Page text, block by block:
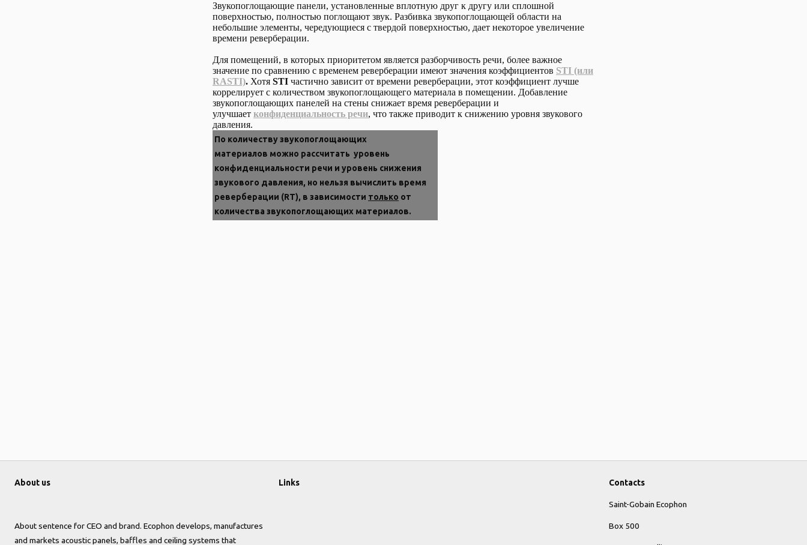
Звукопоглощающие панели, установленные вплотную друг к другу или сплошной
поверхностью, полностью поглощают звук. Разбивка звукопоглощающей области на
небольшие элементы, чередующиеся с твердой поверхностью, дает некоторое увеличение
времени реверберации.
Для помещений, в которых приоритетом является разборчивость речи, более важное
значение по сравнению с временем реверберации имеют значения коэффициентов STI (или
RASTI). Хотя STI частично зависит от времени реверберации, этот коэффициент лучше
коррелирует с количеством звукопоглощающего материала в помещении. Добавление
звукопоглощающих панелей на стены снижает время реверберации и
улучшает конфиденциальность речи, что также приводит к снижению уровня звукового
давления.
По количеству звукопоглощающих
материалов можно рассчитать уровень
конфиденциальности речи и уровень снижения
звукового давления, но нельзя вычислить время
реверберации (RT), в зависимости только от
количества звукопоглощающих материалов.
About us
About sentence for CEO and brand. Ecophon develops, manufactures
and markets acoustic panels, baffles and ceiling systems that
Links Contacts
Saint-Gobain Ecophon
Box 500